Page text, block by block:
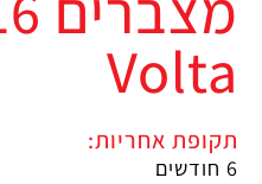
Volta
תקופת אחריות:
6 חודשים